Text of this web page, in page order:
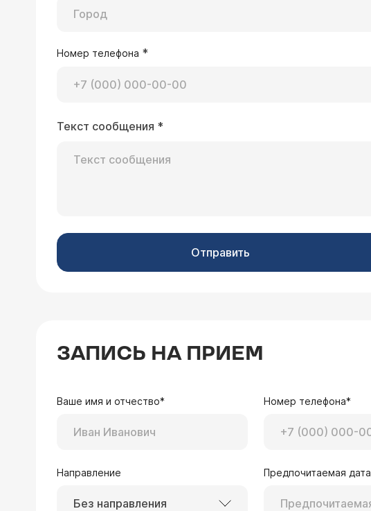
Номер телефона *
Текст сообщения *
Отправить
ЗАПИСЬ НА ПРИЕМ
Ваше имя и отчество* Номер телефона*
Направление
Без направления
Предпочитаемая